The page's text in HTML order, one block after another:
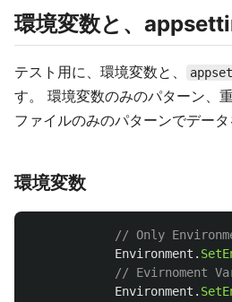
環境変数と、
テスト用に、環境変数と、
す。 環境変数のみのパターン、
ファイルのみのパターンでデータ
環境変数
// Only
Environment .
// Evirnoment
Environment .